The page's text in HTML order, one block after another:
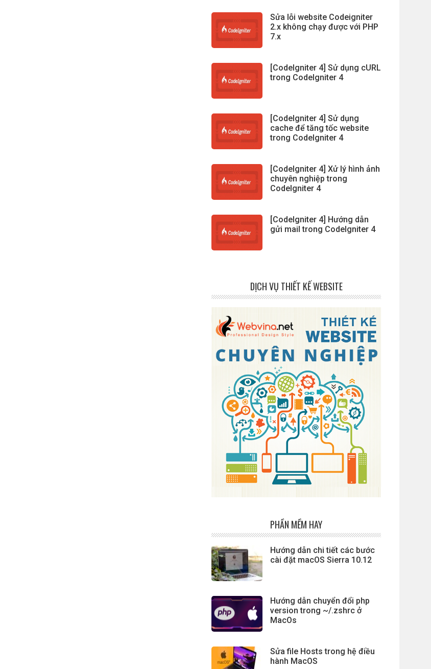
Sửa lỗi website Codeigniter
2.x không chạy được với PHP
7.x
[CodeIgniter 4] Sử dụng cURL
trong CodeIgniter 4
[CodeIgniter 4] Sử dụng
cache để tăng tốc website
trong CodeIgniter 4
[CodeIgniter 4] Xử lý hình ảnh
chuyên nghiệp trong
CodeIgniter 4
[CodeIgniter 4] Hướng dẫn
gửi mail trong CodeIgniter 4
DỊCH VỤ THIẾT KẾ WEBSITE
PHẦN MỀM HAY
Hướng dẫn chi tiết các bước
cài đặt macOS Sierra 10.12
Hướng dẫn chuyển đổi php
version trong ~/.zshrc ở
MacOs
Sửa file Hosts trong hệ điều
hành MacOS